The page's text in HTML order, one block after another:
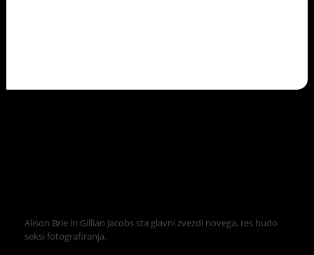
Alison Brie in Gillian Jacobs sta glavni zvezdi novega, res hudo
seksi fotografiranja.